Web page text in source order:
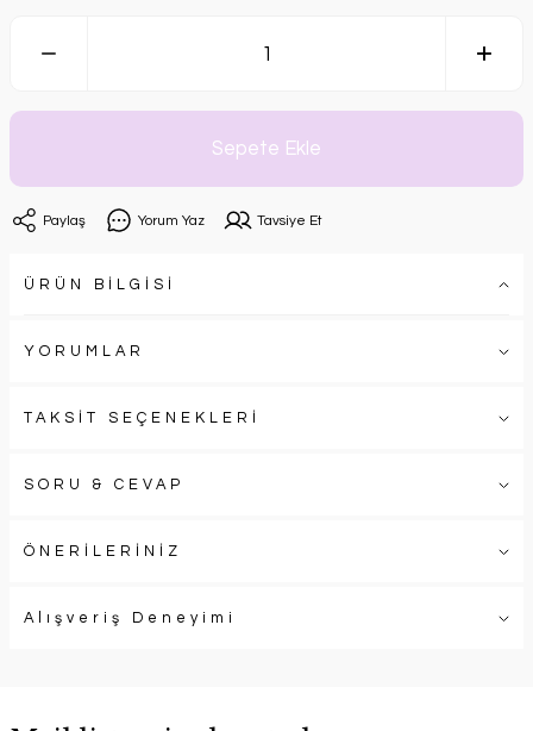
Sepete Ekle
Paylaş Yorum Yaz Tavsiye Et
ÜRÜN BİLGİSİ
YORUMLAR
TAKSİT SEÇENEKLERİ
SORU & CEVAP
ÖNERİLERİNİZ
Alışveriş Deneyimi